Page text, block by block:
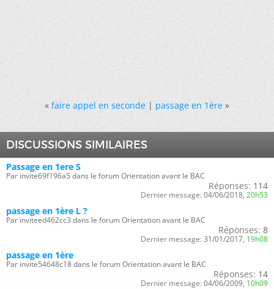
« faire appel en seconde|passage en 1ère »
DISCUSSIONS SIMILAIRES
Passage en 1ere S
Par invite69f196a5 dans le forum Orientation avant le BAC
Réponses: 114
Dernier message: 04/06/2018, 20h53
passage en 1ère L ?
Par inviteed462cc3 dans le forum Orientation avant le BAC
Réponses: 8
Dernier message: 31/01/2017, 19h08
passage en 1ère
Par invite54648c18 dans le forum Orientation avant le BAC
Réponses: 14
Dernier message: 04/06/2009, 10h09